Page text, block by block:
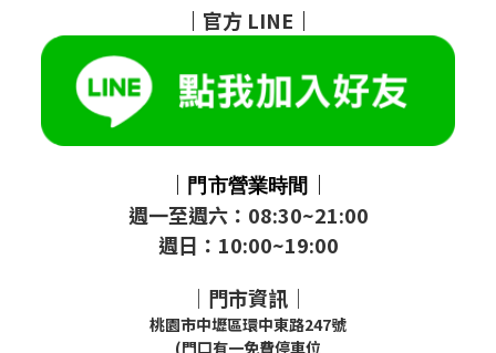
｜ 官方 LINE ｜
｜ 門市營業時間 ｜
週一至週六：08:30~21:00
週日：10:00~19:00
｜門市資訊｜
桃園市中壢區環中東路247號
(門口有一免費停車位